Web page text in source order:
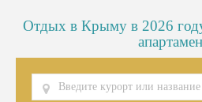
Отдых в Крыму в 2026